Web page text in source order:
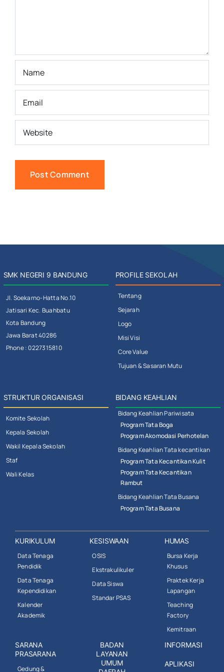
SMK NEGERI 9 BANDUNG
Jl. Soekarno-Hatta No.10
Jatisari Kec. Buahbatu
Kota Bandung
Jawa Barat 40286
Phone : 0227315810
PROFILE SEKOLAH
Tentang
Sejarah
Logo
Misi Visi
Core Value
Tujuan & Sasaran Mutu
STRUKTUR ORGANISASI
Komite Sekolah
Kepala Sekolah
Wakil Kepala Sekolah
Staf
Wali Kelas
BIDANG KEAHLIAN
Bidang Keahlian Pariwisata
Program Tata Boga
Program Akomodasi Perhotelan
Bidang Keahlian Tata kecantikan
Program Tata Kecantikan Kulit
Program Tata Kecantikan
Rambut
Bidang Keahlian Tata Busana
Program Tata Busana
KURIKULUM
Data Tenaga
Pendidik
Data Tenaga
Kependidikan
Kalender
Akademik
KESISWAAN
OSIS
Ekstrakulikuler
Data Siswa
Standar PSAS
HUMAS
Bursa Kerja
Khusus
Praktek Kerja
Lapangan
Teaching
Factory
Kemitraan
SARANA
PRASARANA
Gedung &
BADAN
LAYANAN
UMUM
INFORMASI
APLIKASI